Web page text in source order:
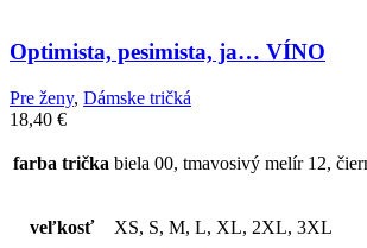
Optimista, pesimista, ja… VÍNO
Pre ženy, Dámske tričká
18,40 €
farba trička biela 00, tmavosivý melír 12,
veľkosť XS, S, M, L, XL, 2XL, 3XL